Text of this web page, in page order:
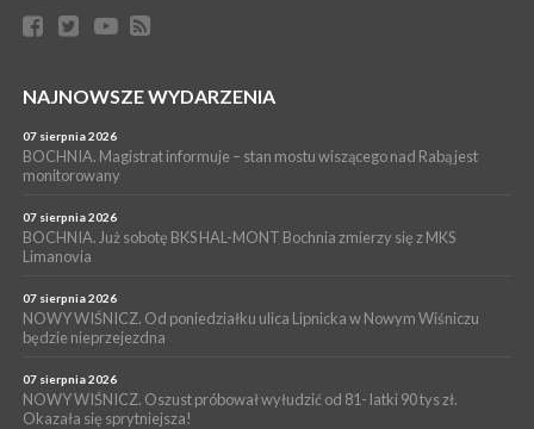
06 sierpnia 2026
BORZĘCIN. Już w najbliższy weekend XIX Borzęckie Święto
PIELGRZYMKA 2026
Z BOCHNI NA JASNĄ GÓRĘ. Drugi dzień wędrówki [ZDJĘCIA]
WYDARZENIA
NASZ NEWS. Powstał Komitet Ochrony Ładu
Przestrzennego Miasta Bochnia. To odpowiedź na działania
magistratu
NAJNOWSZE WYDARZENIA
07 sierpnia 2026
BOCHNIA. Magistrat informuje – stan mostu wiszącego nad Rabą jest
monitorowany
07 sierpnia 2026
BOCHNIA. Już sobotę BKS HAL-MONT Bochnia zmierzy się z MKS
Limanovia
07 sierpnia 2026
NOWY WIŚNICZ. Od poniedziałku ulica Lipnicka w Nowym Wiśniczu
będzie nieprzejezdna
07 sierpnia 2026
NOWY WIŚNICZ. Oszust próbował wyłudzić od 81- latki 90 tys zł.
Okazała się sprytniejsza!